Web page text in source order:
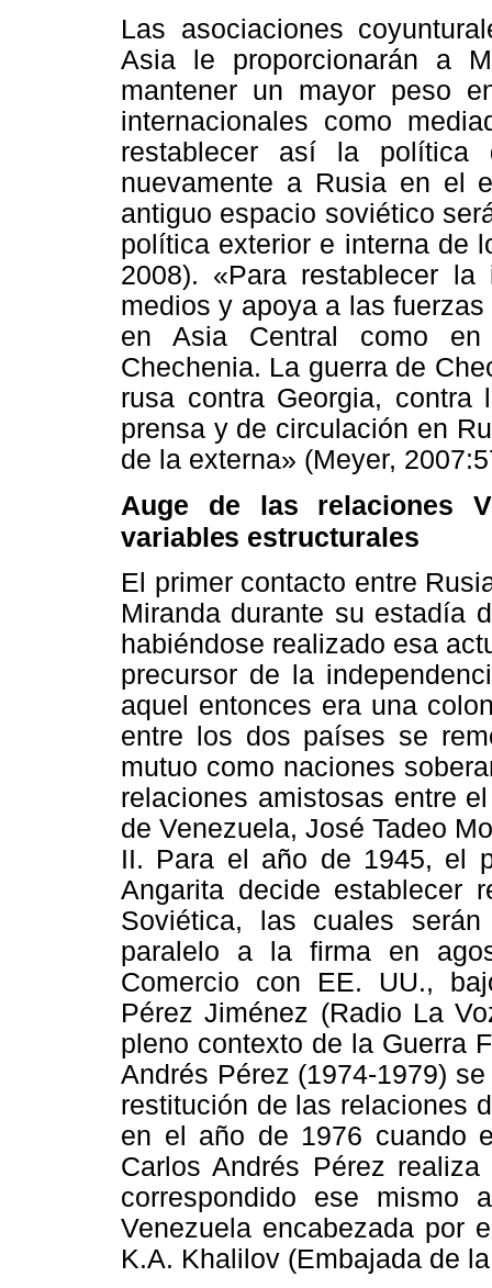
Las asociaciones
Asia le proporcionarán a
mantener un mayor peso
internacionales como
restablecer así la
nuevamente a Rusia en el
antiguo espacio soviético
política exterior e interna de
2008). «Para restablecer
medios y apoya a las
en Asia Central como
Chechenia. La guerra de
rusa contra Georgia,
prensa y de circulación en
de la externa» (Meyer,
Auge de las relaciones
variables estructurales
El primer contacto entre
Miranda durante su estadía
habiéndose realizado esa
precursor de la
aquel entonces era una
entre los dos países se
mutuo como naciones
relaciones amistosas entre
de Venezuela, José Tadeo
II. Para el año de 1945, el
Angarita decide establecer
Soviética, las cuales
paralelo a la firma en
Comercio con EE. UU.,
Pérez Jiménez (Radio La
pleno contexto de la Guerra
Andrés Pérez (1974-1979)
restitución de las relaciones
en el año de 1976 cuando
Carlos Andrés Pérez
correspondido ese mismo
Venezuela encabezada por
K.A. Khalilov (Embajada de